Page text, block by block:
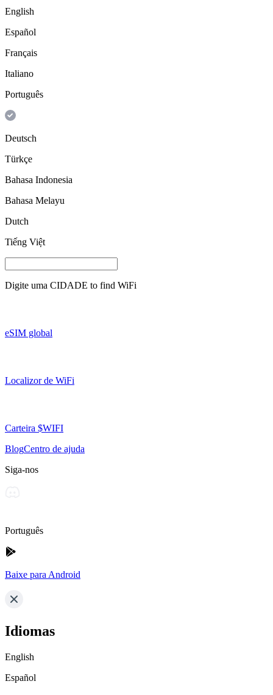
English
Español
Français
Italiano
Português
Deutsch
Türkçe
Bahasa Indonesia
Bahasa Melayu
Dutch
Tiếng Việt
Digite uma CIDADE to find WiFi
eSIM global
Localizor de WiFi
Carteira $WIFI
BlogCentro de ajuda
Siga-nos
Português
Baixe para Android
Idiomas
English
Español